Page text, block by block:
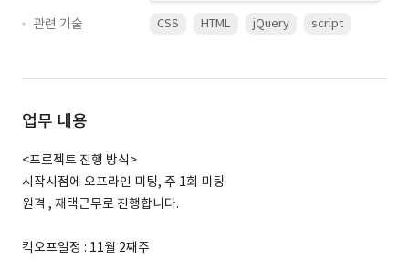
관련 기술
CSS HTML jQuery script
업무 내용
<프로젝트 진행 방식>
시작시점에 오프라인 미팅, 주 1회 미팅
원격 , 재택근무로 진행합니다.
킥오프일정 : 11월 2째주